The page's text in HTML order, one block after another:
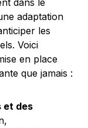
dans le
adaptation
les
Voici
en place
que jamais :
et des